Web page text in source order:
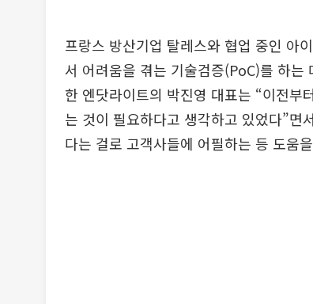
프랑스 방산기업 탈레스와 협업 중인 아
서 어려움을 겪는 기술검증(PoC)를 하는
한 엔닷라이트의 박진영 대표는 “이전부
는 것이 필요하다고 생각하고 있었다”면
다는 걸로 고객사들에 어필하는 등 도움